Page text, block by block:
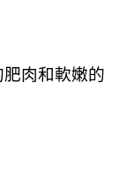
肉和軟嫩的